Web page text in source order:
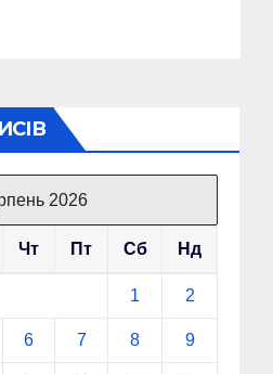
2026
Чт Пт Сб Нд
1 2
6 7 8 9